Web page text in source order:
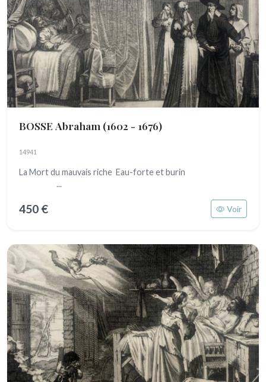
BOSSE Abraham (1602 - 1676)
14941
La Mort du mauvais riche Eau-forte et burin
...
450 € Voir